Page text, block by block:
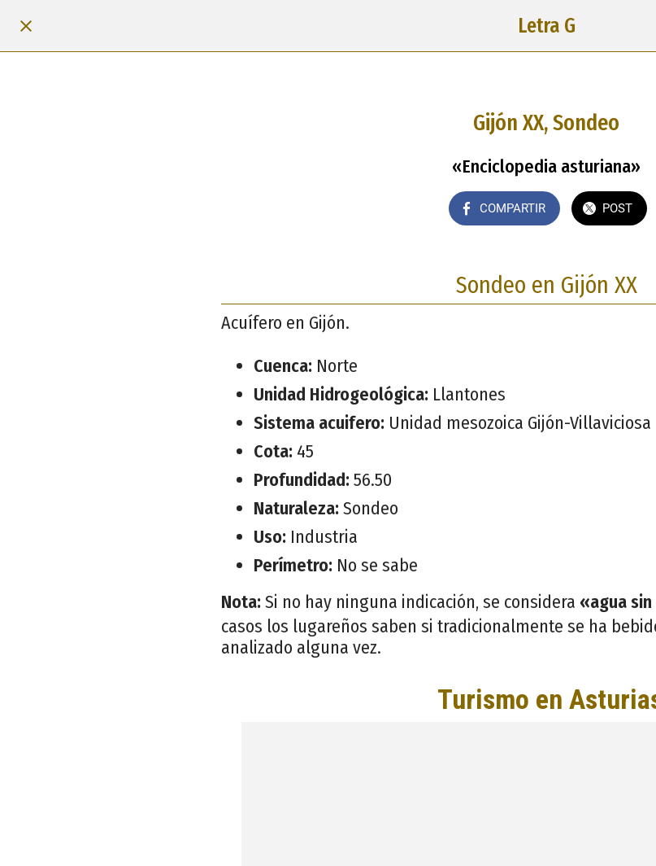
Letra G
Gijón XX, Sondeo
«Enciclopedia asturiana»
COMPARTIR POST
Sondeo en Gijón XX
Acuífero en Gijón.
Cuenca: Norte
Unidad Hidrogeológica: Llantones
Sistema acuifero: Unidad mesozoica Gijón-Villaviciosa
Cota: 45
Profundidad: 56.50
Naturaleza: Sondeo
Uso: Industria
Perímetro: No se sabe
Nota: Si no hay ninguna indicación, se considera «agua
casos los lugareños saben si tradicionalmente se ha
analizado alguna vez.